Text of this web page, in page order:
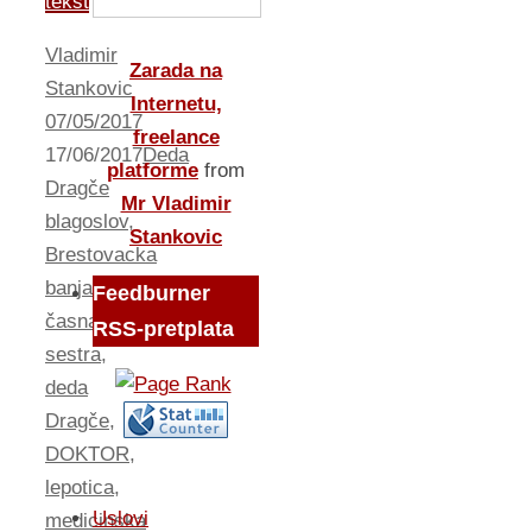
Vladimir
Stankovic
07/05/2017
17/06/2017Deda
Dragče
blagoslov,
Brestovacka
banja,
časna
sestra,
deda
Dragče,
DOKTOR,
lepotica,
medicinska
Zarada na
Internetu,
freelance
platforme from
Mr Vladimir
Stankovic
Feedburner
RSS-pretplata
Uslovi